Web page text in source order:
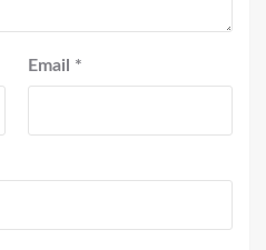
Email *